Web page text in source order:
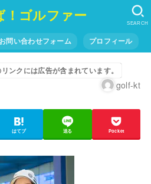
！ゴルファー
お問い合わせフォーム プロフィール
SEARCH
ンクには広告が含まれています。
golf-kt
はてブ 送る Pocket